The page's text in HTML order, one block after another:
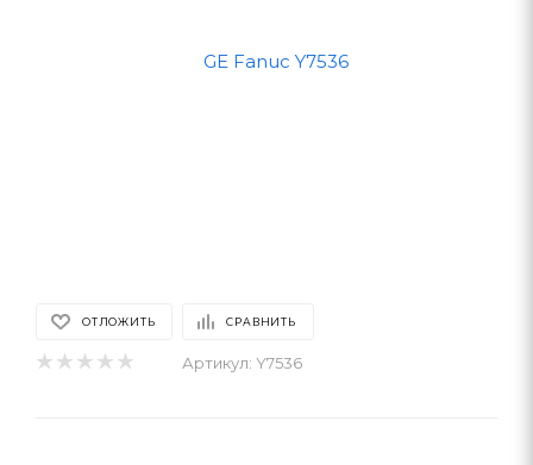
ОТЛОЖИТЬ СРАВНИТЬ
Артикул: Y7536